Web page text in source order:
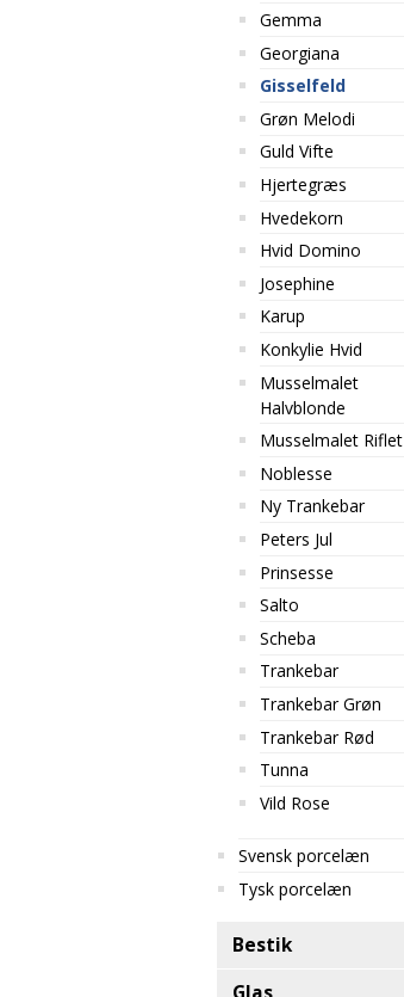
Gemma
Georgiana
Gisselfeld
Grøn Melodi
Guld Vifte
Hjertegræs
Hvedekorn
Hvid Domino
Josephine
Karup
Konkylie Hvid
Musselmalet
Halvblonde
Musselmalet Riflet
Noblesse
Ny Trankebar
Peters Jul
Prinsesse
Salto
Scheba
Trankebar
Trankebar Grøn
Trankebar Rød
Tunna
Vild Rose
Svensk porcelæn
Tysk porcelæn
Bestik